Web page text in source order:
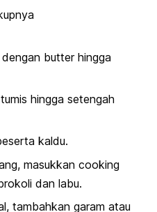
butterhingga
hingga setengah
kaldu.
masukkan cooking
dan labu.
tambahkan garam atau